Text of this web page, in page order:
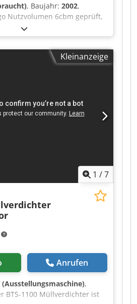
, Baujahr: 2002,
Nutzvolumen 6cbm geprüft,
Überlackierung in
Noes3koku Gern
inklusive Lieferung.
Kleinanzeige
1 /7
Anrufen
,
BTS-1100 Müllverdichter ist